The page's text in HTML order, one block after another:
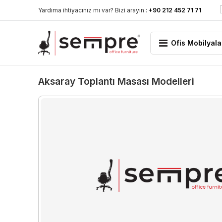
Yardıma ihtiyacınız mı var? Bizi arayın : +90 212 452 71 71
Ofis
Aksaray Toplantı Masası Modelleri